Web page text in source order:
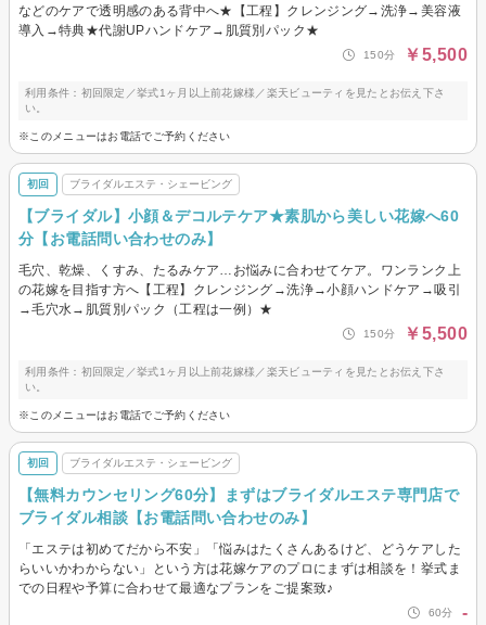
などのケアで透明感のある背中へ★【工程】クレンジング→洗浄→美容液
導入→特典★代謝UPハンドケア→肌質別パック★
150分 ￥5,500
利用条件：初回限定／挙式1ヶ月以上前花嫁様／楽天ビューティを見たとお伝え下さ
い。
※このメニューはお電話でご予約ください
初回 ブライダルエステ・シェービング
【ブライダル】小顔＆デコルテケア★素肌から美しい花嫁へ60
分【お電話問い合わせのみ】
毛穴、乾燥、くすみ、たるみケア…お悩みに合わせてケア。ワンランク上
の花嫁を目指す方へ【工程】クレンジング→洗浄→小顔ハンドケア→吸引
→毛穴水→肌質別パック（工程は一例）★
150分 ￥5,500
利用条件：初回限定／挙式1ヶ月以上前花嫁様／楽天ビューティを見たとお伝え下さ
い。
※このメニューはお電話でご予約ください
初回 ブライダルエステ・シェービング
【無料カウンセリング60分】まずはブライダルエステ専門店で
ブライダル相談【お電話問い合わせのみ】
「エステは初めてだから不安」「悩みはたくさんあるけど、どうケアした
らいいかわからない」という方は花嫁ケアのプロにまずは相談を！挙式ま
での日程や予算に合わせて最適なプランをご提案致♪
60分 -